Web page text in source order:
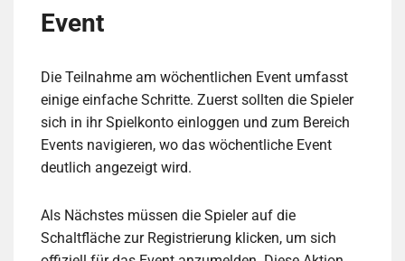
Event
Die Teilnahme am wöchentlichen Event umfasst
einige einfache Schritte. Zuerst sollten die Spieler
sich in ihr Spielkonto einloggen und zum Bereich
Events navigieren, wo das wöchentliche Event
deutlich angezeigt wird.
Als Nächstes müssen die Spieler auf die
Schaltfläche zur Registrierung klicken, um sich